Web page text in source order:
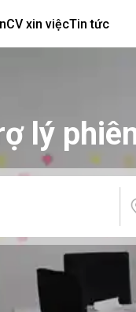
CV xin việcTin tức
lý